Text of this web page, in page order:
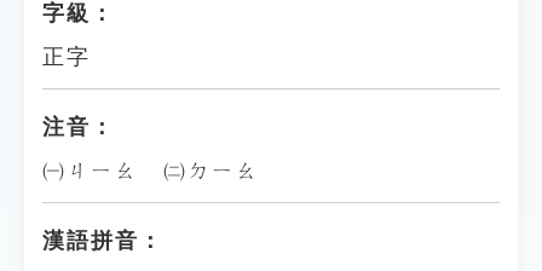
字級：
正字
注音：
㈠ㄐㄧㄠ ㈡ㄉㄧㄠ
漢語拼音：